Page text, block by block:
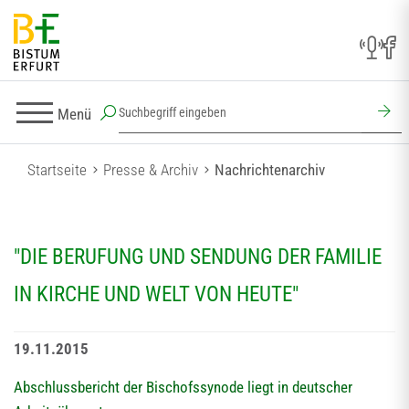
Menü
Startseite Presse & Archiv Nachrichtenarchiv
"DIE BERUFUNG UND SENDUNG DER FAMILIE
IN KIRCHE UND WELT VON HEUTE"
19.11.2015
Abschlussbericht der Bischofssynode liegt in deutscher